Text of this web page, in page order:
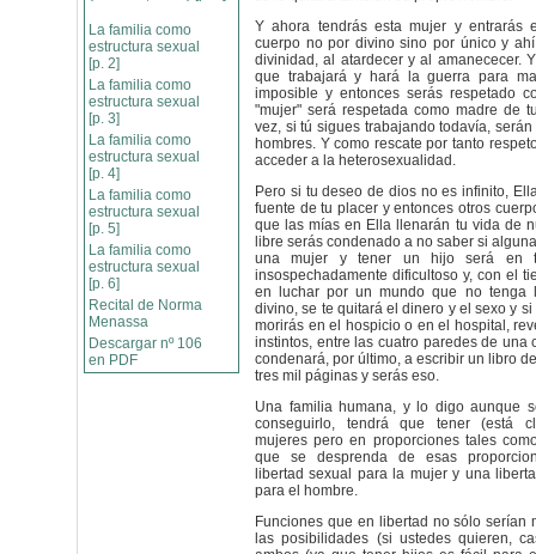
La familia como
estructura sexual
[p. 2]
La familia como
estructura sexual
[p. 3]
La familia como
estructura sexual
[p. 4]
La familia como
estructura sexual
[p. 5]
La familia como
estructura sexual
[p. 6]
Recital de Norma
Menassa
Descargar nº 106
en PDF
Y ahora tendrás esta mujer y entrarás
cuerpo no por divino sino por único y
divinidad, al atardecer y al amanececer.
que trabajará y hará la guerra para
imposible y entonces serás respetado
"mujer" será respetada como madre de
vez, si tú sigues trabajando todavía,
hombres. Y como rescate por tanto
acceder a la heterosexualidad.
Pero si tu deseo de dios no es infinito,
fuente de tu placer y entonces otros
que las mías en Ella llenarán tu vida de
libre serás condenado a no saber si
una mujer y tener un hijo será en
insospechadamente dificultoso y, con el
en luchar por un mundo que no tenga
divino, se te quitará el dinero y el sexo y
morirás en el hospicio o en el hospital,
instintos, entre las cuatro paredes de una
condenará, por último, a escribir un libro
tres mil páginas y serás eso.
Una familia humana, y lo digo aunque
conseguirlo, tendrá que tener (está
mujeres pero en proporciones tales
que se desprenda de esas
libertad sexual para la mujer y una
para el hombre.
Funciones que en libertad no sólo serían
las posibilidades (si ustedes quieren,